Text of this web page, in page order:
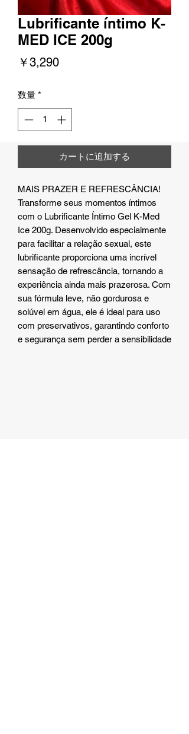
Lubrificante íntimo K-
MED ICE 200g
￥3,290価
数量 *
カートに追加する
MAIS PRAZER E REFRESCÂNCIA!
Transforme seus momentos íntimos
com o Lubrificante Íntimo Gel K-Med
Ice 200g. Desenvolvido especialmente
para facilitar a relação sexual, este
lubrificante proporciona uma incrível
sensação de refrescância, tornando a
experiência ainda mais prazerosa. Com
sua fórmula leve, não gordurosa e
solúvel em água, ele é ideal para uso
com preservativos, garantindo conforto
e segurança sem perder a sensibilidade